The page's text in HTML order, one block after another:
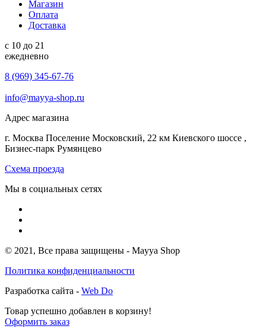
Магазин
Оплата
Доставка
с 10 до 21
ежедневно
8 (969) 345-67-76
info@mayya-shop.ru
Адрес магазина
г. Москва Поселение Московский, 22 км Киевского шоссе ,
Бизнес-парк Румянцево
Схема проезда
Мы в социальных сетях
© 2021, Все права защищены - Mayya Shop
Политика конфиденциальности
Разработка сайта - Web Do
Товар успешно добавлен в корзину!
Оформить заказ